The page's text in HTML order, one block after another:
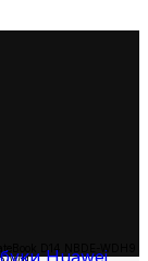
D14 NBDE-WDH9
Huawei